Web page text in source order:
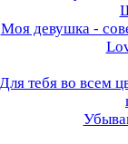
Моя девушка -
Для тебя во всем